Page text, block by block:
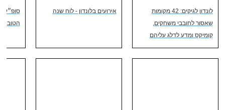
לונדון לגיקים: 42 מקומות
שאסור לחובבי משחקים,
קומיקס ומדע לדלג עליהם
אירועים בלונדון - לוח שנה
סופ״ש
הטוב,